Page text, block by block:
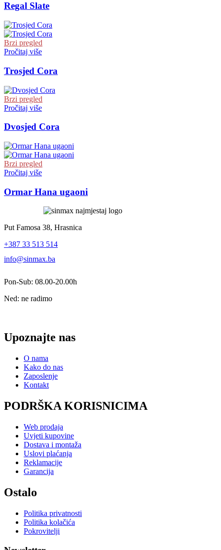
Regal Slate
Brzi pregled
Pročitaj više
Trosjed Cora
Brzi pregled
Pročitaj više
Dvosjed Cora
Brzi pregled
Pročitaj više
Ormar Hana ugaoni
Put Famosa 38, Hrasnica
+387 33 513 514
info@sinmax.ba
Pon-Sub: 08.00-20.00h
Ned: ne radimo
Upoznajte nas
O nama
Kako do nas
Zaposlenje
Kontakt
PODRŠKA KORISNICIMA
Web prodaja
Uvjeti kupovine
Dostava i montaža
Uslovi plaćanja
Reklamacije
Garancija
Ostalo
Politika privatnosti
Politika kolačića
Pokrovitelji